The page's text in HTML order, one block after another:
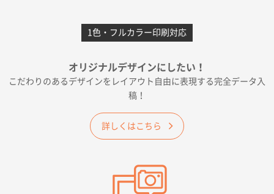
千葉県A社様
2026年06月19日 09:41
価格 大丈夫そうな会社に見えた
大阪府のお客様
A4フルカラークリアファイル1000枚
1色・フルカラー印刷対応
オリジナルデザインにしたい！
こだわりのあるデザインをレイアウト自由に表現する完全データ入
稿！
詳しくはこちら